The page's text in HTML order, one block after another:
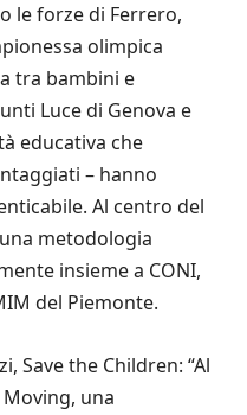
le forze di Ferrero,
olimpica
tra bambini e
Luce di Genova e
educativa che
– hanno
Al centro del
una metodologia
insieme a CONI,
del Piemonte.
Save the Children: “Al
una